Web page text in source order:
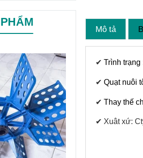
Mô tả
✔ Trình trạng
✔ Quạt nuôi
✔ Thay thế
✔ Xuât xứ: